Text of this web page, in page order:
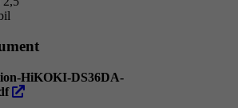
HiKOKI-DS36DA-
öppna